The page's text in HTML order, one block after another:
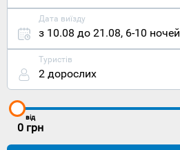
Дата виїзду
з 10.08 до 21.08, 6-10 ночей
Туристів
2 дорослих
від
0 грн